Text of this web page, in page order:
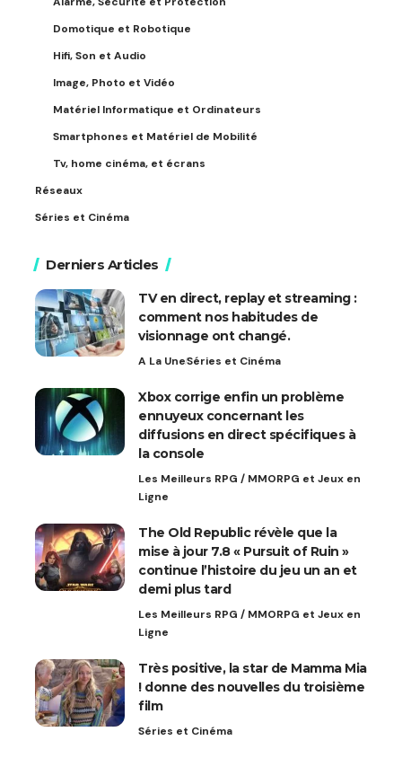
Domotique et Robotique
Hifi, Son et Audio
Image, Photo et Vidéo
Matériel Informatique et Ordinateurs
Smartphones et Matériel de Mobilité
Tv, home cinéma, et écrans
Réseaux
Séries et Cinéma
Derniers Articles
TV en direct, replay et streaming :
comment nos habitudes de
visionnage ont changé.
A La UneSéries et Cinéma
Xbox corrige enfin un problème
ennuyeux concernant les
diffusions en direct spécifiques à
la console
Les Meilleurs RPG / MMORPG et Jeux en
Ligne
The Old Republic révèle que la
mise à jour 7.8 « Pursuit of Ruin »
continue l’histoire du jeu un an et
demi plus tard
Les Meilleurs RPG / MMORPG et Jeux en
Ligne
Très positive, la star de Mamma Mia
! donne des nouvelles du troisième
film
Séries et Cinéma